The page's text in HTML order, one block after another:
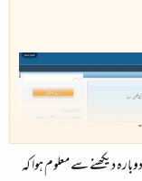
دیکھنے سے معلوم ہوا کہ